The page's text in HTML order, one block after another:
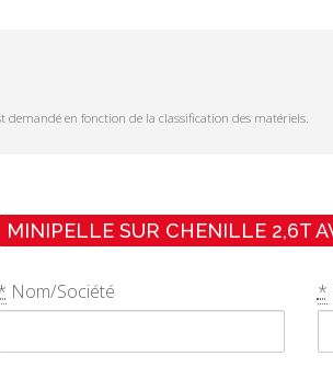
en fonction de la classification des matériels.
MINIPELLE SUR CHENILLE 2,6T
Nom/Société *